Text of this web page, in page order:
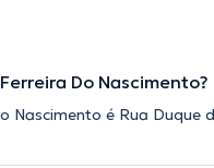
Do Nascimento?
Nascimento é Rua Duque